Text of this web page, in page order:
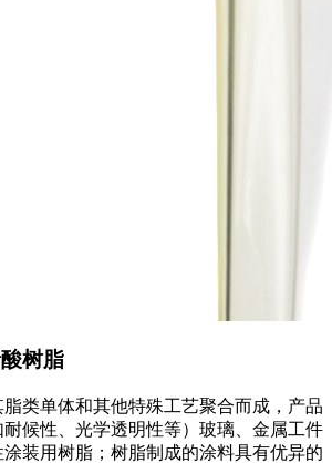
树脂
类单体和其他特殊工艺聚合而成，产品
候性、光学透明性等）玻璃、金属工件
装用树脂；树脂制成的涂料具有优异的